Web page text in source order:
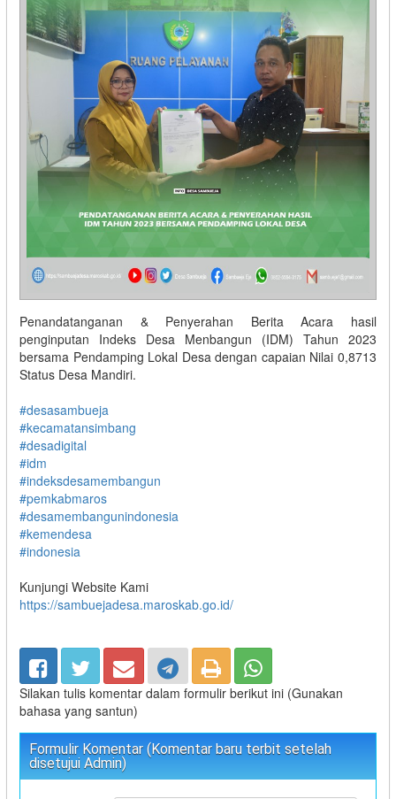
Penandatanganan & Penyerahan Berita Acara hasil
penginputan Indeks Desa Menbangun (IDM) Tahun 2023
bersama Pendamping Lokal Desa dengan capaian Nilai 0,8713
Status Desa Mandiri.
#desasambueja
#kecamatansimbang
#desadigital
#idm
#indeksdesamembangun
#pemkabmaros
#desamembangunindonesia
#kemendesa
#indonesia
Kunjungi Website Kami
https://sambuejadesa.maroskab.go.id/
Silakan tulis komentar dalam formulir berikut ini (Gunakan
bahasa yang santun)
Formulir Komentar (Komentar baru terbit setelah
disetujui Admin)